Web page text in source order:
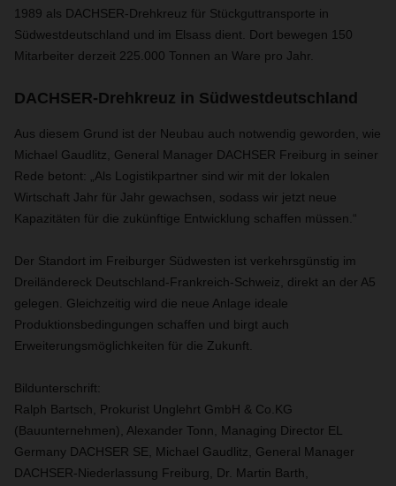
1989 als DACHSER-Drehkreuz für Stückguttransporte in
Südwestdeutschland und im Elsass dient. Dort bewegen 150
Mitarbeiter derzeit 225.000 Tonnen an Ware pro Jahr.
DACHSER-Drehkreuz in Südwestdeutschland
Aus diesem Grund ist der Neubau auch notwendig geworden, wie
Michael Gaudlitz, General Manager DACHSER Freiburg in seiner
Rede betont: „Als Logistikpartner sind wir mit der lokalen
Wirtschaft Jahr für Jahr gewachsen, sodass wir jetzt neue
Kapazitäten für die zukünftige Entwicklung schaffen müssen.“
Der Standort im Freiburger Südwesten ist verkehrsgünstig im
Dreiländereck Deutschland-Frankreich-Schweiz, direkt an der A5
gelegen. Gleichzeitig wird die neue Anlage ideale
Produktionsbedingungen schaffen und birgt auch
Erweiterungsmöglichkeiten für die Zukunft.
Bildunterschrift:
Ralph Bartsch, Prokurist Unglehrt GmbH & Co.KG
(Bauunternehmen), Alexander Tonn, Managing Director EL
Germany DACHSER SE, Michael Gaudlitz, General Manager
DACHSER-Niederlassung Freiburg, Dr. Martin Barth,